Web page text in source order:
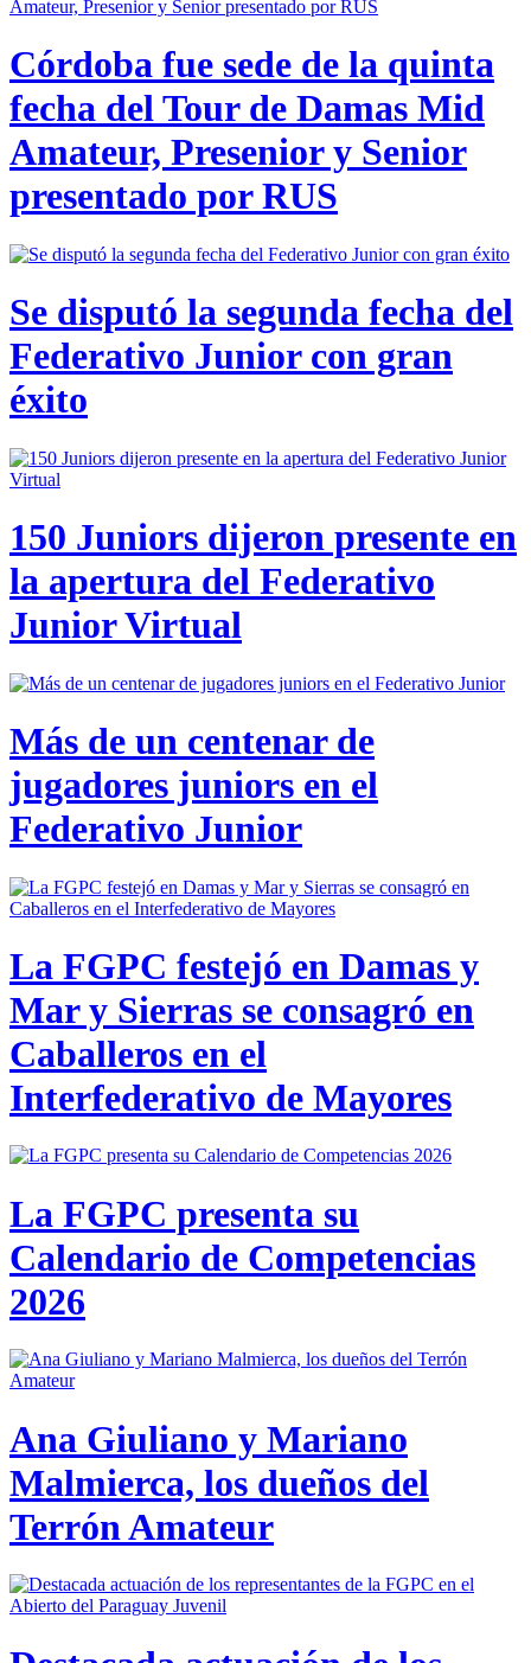
Córdoba fue sede de la quinta
fecha del Tour de Damas Mid
Amateur, Presenior y Senior
presentado por RUS
Se disputó la segunda fecha del
Federativo Junior con gran
éxito
150 Juniors dijeron presente en
la apertura del Federativo
Junior Virtual
Más de un centenar de
jugadores juniors en el
Federativo Junior
La FGPC festejó en Damas y
Mar y Sierras se consagró en
Caballeros en el
Interfederativo de Mayores
La FGPC presenta su
Calendario de Competencias
2026
Ana Giuliano y Mariano
Malmierca, los dueños del
Terrón Amateur